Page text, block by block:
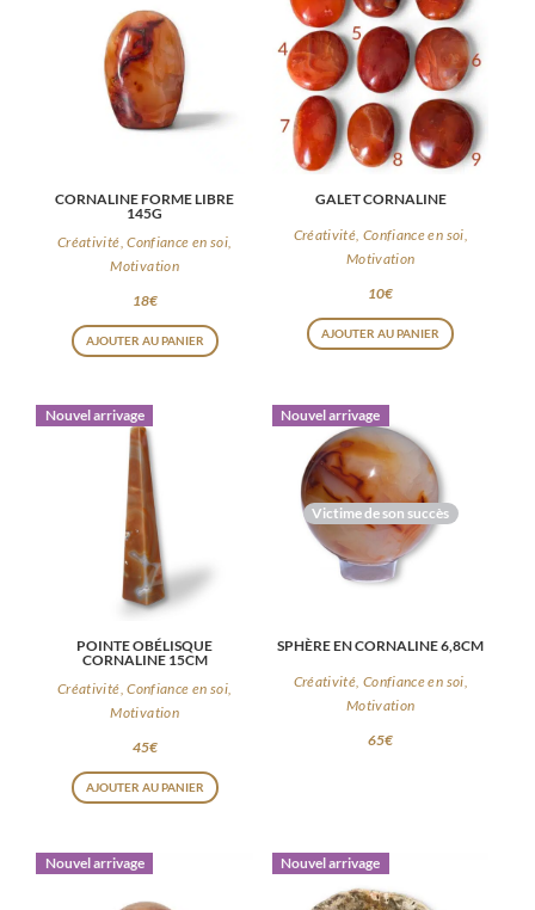
CORNALINE FORME LIBRE
145G
Créativité, Confiance en soi,
Motivation
18€
AJOUTER AU PANIER
GALET CORNALINE
Créativité, Confiance en soi,
Motivation
10€
AJOUTER AU PANIER
options
sur
la
Nouvel arrivage
POINTE OBÉLISQUE
CORNALINE 15CM
Créativité, Confiance en soi,
Motivation
45€
AJOUTER AU PANIER
Victime de son succès
Nouvel arrivage
SPHÈRE EN CORNALINE 6,8CM
Créativité, Confiance en soi,
Motivation
65€
Nouvel arrivage Nouvel arrivage